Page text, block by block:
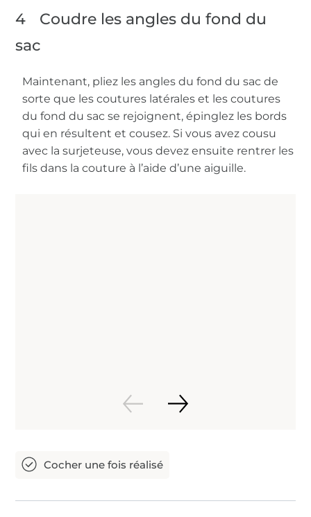
4
Coudre les angles du fond du
sac
Maintenant, pliez les angles du fond du sac de
sorte que les coutures latérales et les coutures
du fond du sac se rejoignent, épinglez les bords
qui en résultent et cousez. Si vous avez cousu
avec la surjeteuse, vous devez ensuite rentrer les
fils dans la couture à l’aide d’une aiguille.